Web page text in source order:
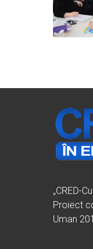
„CRED-
Proiect
Uman